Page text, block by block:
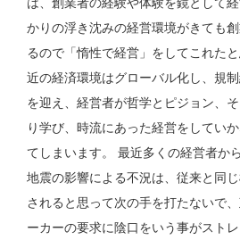
かりの浮き沈みの経営環境がきても
るので「惰性で経営」をしてこれた
近の経済環境はグローバル化し、規
を迎え、経営者が哲学とピジョン、
り学び、時流にあった経営をしてい
てしまいます。 最近多くの経営者か
地震の影響による不況は、従来と同
されると思って次の手を打たないで
ーカーの要求に陰口をいう事がスト